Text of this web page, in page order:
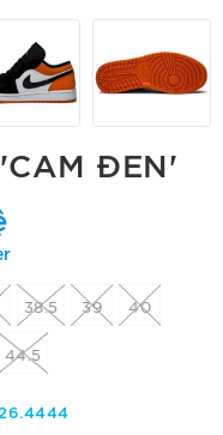
ĐEN'
38.5 39 40
44.5